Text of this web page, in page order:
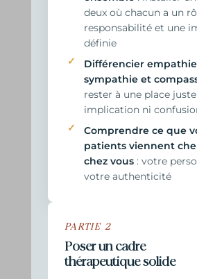
deux où chacun a un
responsabilité et une
définie
Différencier
sympathie et
rester à une place
implication ni
Comprendre ce que
patients viennent
chez vous: votre
votre authenticité
PARTIE 2
Poser un cadre
thérapeutique solide